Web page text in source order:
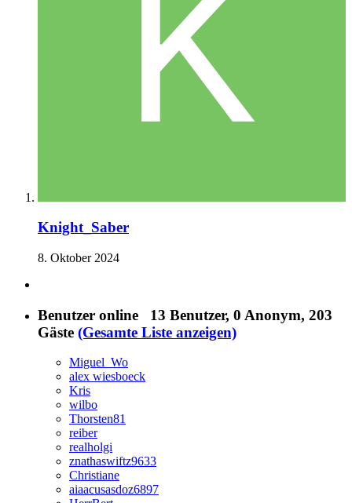
Knight_Saber
8. Oktober 2024
Benutzer online 13 Benutzer, 0 Anonym, 203
Gäste (Gesamte Liste anzeigen)
Miguel_Wo
alex wiesboeck
Kris
wilbo
Thorsten81
reiber
realholgi
znathaswiftz9633
Christiane
aiaacusasdoz6897